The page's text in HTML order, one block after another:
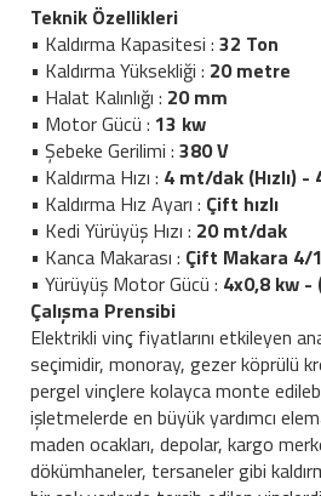
Teknik Özellikleri
• Kaldırma Kapasitesi : 32 Ton
• Kaldırma Yüksekliği : 20 metre
• Halat Kalınlığı : 20 mm
• Motor Gücü : 13 kw
• Şebeke Gerilimi : 380 V
• Kaldırma Hızı : 4 mt/dak (Hızlı)
• Kaldırma Hız Ayarı : Çift hızlı
• Kedi Yürüyüş Hızı : 20 mt/dak
• Kanca Makarası : Çift Makara 4/1
• Yürüyüş Motor Gücü : 4x0,8 kw -
Çalışma Prensibi
Elektrikli vinç fiyatlarını etkileyen
seçimidir, monoray, gezer köprülü
pergel vinçlere kolayca monte
işletmelerde en büyük yardımcı
maden ocakları, depolar, kargo
dökümhaneler, tersaneler gibi